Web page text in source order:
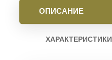
ОПИСАНИЕ
ХАРАКТЕРИСТИКИ